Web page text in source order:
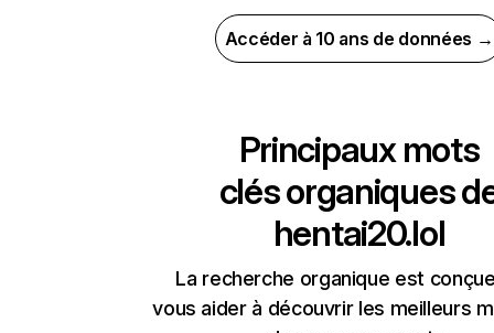
Accéder à 10 ans de données →
Principaux mots
clés organiques
hentai20.lol
La recherche organique est
vous aider à découvrir les meilleurs